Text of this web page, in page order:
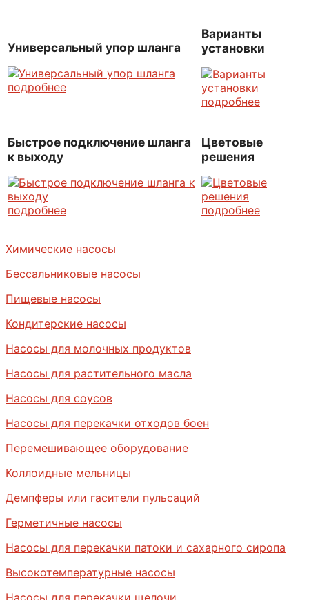
Универсальный упор шланга
подробнее
Варианты
установки
подробнее
Быстрое подключение шланга
к выходу
подробнее
Цветовые
решения
подробнее
Химические насосы
Бессальниковые насосы
Пищевые насосы
Кондитерские насосы
Насосы для молочных продуктов
Насосы для растительного масла
Насосы для соусов
Насосы для перекачки отходов боен
Перемешивающее оборудование
Коллоидные мельницы
Демпферы или гасители пульсаций
Герметичные насосы
Насосы для перекачки патоки и сахарного сиропа
Высокотемпературные насосы
Насосы для перекачки щелочи